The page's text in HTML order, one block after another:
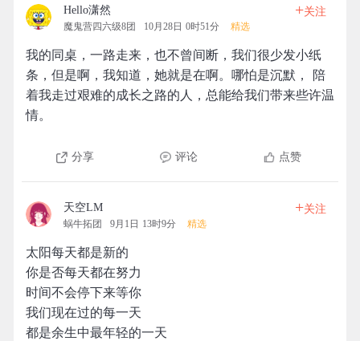
Hello潇然
魔鬼营四六级8团 10月28日 0时51分 精选
+关注
我的同桌，一路走来，也不曾间断，我们很少发小纸
条，但是啊，我知道，她就是在啊。哪怕是沉默， 陪
着我走过艰难的成长之路的人，总能给我们带来些许温
情。
分享 评论 点赞
天空LM
蜗牛拓团 9月1日 13时9分 精选
+关注
太阳每天都是新的
你是否每天都在努力
时间不会停下来等你
我们现在过的每一天
都是余生中最年轻的一天